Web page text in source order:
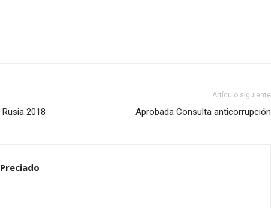
2018
Artículo siguiente
Aprobada Consulta anticorrupción